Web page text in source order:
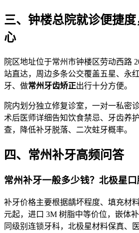
三、钟楼总院就诊便捷
心
院区地址位于常州市钟楼区劳动西路
站直达，周边多条公交覆盖五星、永
牙、做常州牙齿矫正出行十分方便。
院内划分独立修复诊室，一对一私密
术后医师详细告知饮食禁忌、牙齿养
查，降低补牙脱落、二次蛀牙概率。
四、常州补牙高频问答
常州补牙一般多少钱？北极星口
补牙价格主要根据龋坏程度、填充材
元起，进口 3M 树脂中等价位，嵌体
同级别连锁牙科，北极星材料保真、